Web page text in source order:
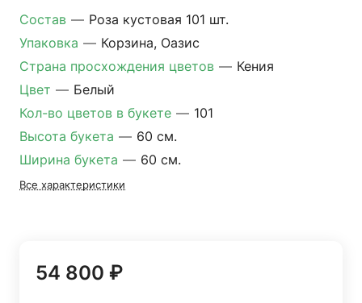
Состав — Роза кустовая 101 шт.
Упаковка — Корзина, Оазис
Страна просхождения цветов — Кения
Цвет — Белый
Кол-во цветов в букете — 101
Высота букета — 60 см.
Ширина букета — 60 см.
Все характеристики
54 800 ₽